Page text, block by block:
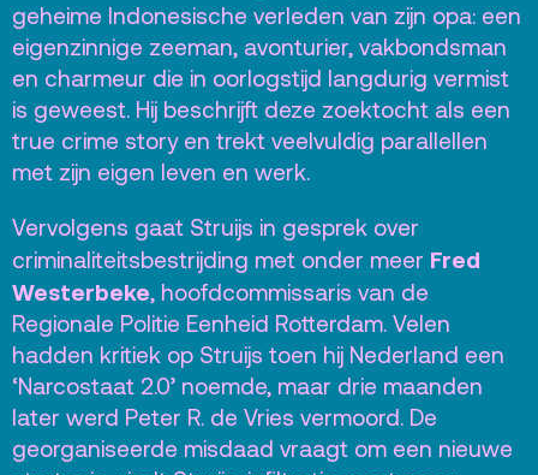
& Logo’s
van Toezicht
geheime Indonesische verleden van zijn opa: een
eigenzinnige zeeman, avonturier, vakbondsman
en charmeur die in oorlogstijd langdurig vermist
is geweest. Hij beschrijft deze zoektocht als een
true crime story en trekt veelvuldig parallellen
met zijn eigen leven en werk.
Vervolgens gaat Struijs in gesprek over
criminaliteitsbestrijding met onder meer Fred
Westerbeke, hoofdcommissaris van de
Regionale Politie Eenheid Rotterdam. Velen
hadden kritiek op Struijs toen hij Nederland een
‘Narcostaat 2.0’ noemde, maar drie maanden
later werd Peter R. de Vries vermoord. De
georganiseerde misdaad vraagt om een nieuwe